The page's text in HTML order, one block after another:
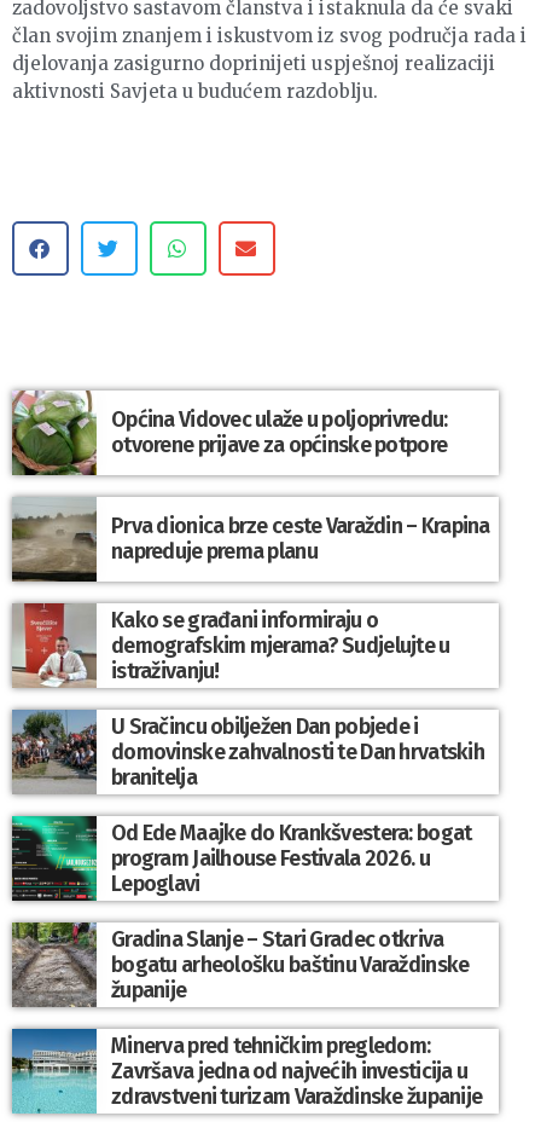
zadovoljstvo sastavom članstva i istaknula da će svaki
član svojim znanjem i iskustvom iz svog područja rada i
djelovanja zasigurno doprinijeti uspješnoj realizaciji
aktivnosti Savjeta u budućem razdoblju.
Općina Vidovec ulaže u poljoprivredu:
otvorene prijave za općinske potpore
Prva dionica brze ceste Varaždin – Krapina
napreduje prema planu
Kako se građani informiraju o
demografskim mjerama? Sudjelujte u
istraživanju!
U Sračincu obilježen Dan pobjede i
domovinske zahvalnosti te Dan hrvatskih
branitelja
Od Ede Maajke do Krankšvestera: bogat
program Jailhouse Festivala 2026. u
Lepoglavi
Gradina Slanje – Stari Gradec otkriva
bogatu arheološku baštinu Varaždinske
županije
Minerva pred tehničkim pregledom:
Završava jedna od najvećih investicija u
zdravstveni turizam Varaždinske županije